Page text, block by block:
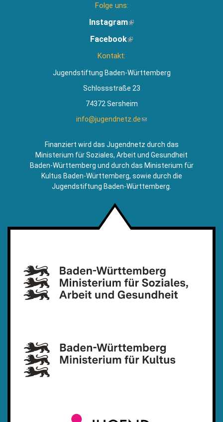
Folge uns:
Instagram(Link
extern)
Facebook(Link
Kontakt:
Jugendstiftung Baden-Württemberg
Schlossstraße 23
74372 Sersheim
info@jugendnetz.de(Link
Mail)
Finanziert wird das Jugendnetz durch das
Ministerium für Soziales, Arbeit und Gesundheit
Baden-Württemberg und durch das Ministerium für
Kultus Baden-Württemberg, sowie durch die
Jugendstiftung Baden-Württemberg.